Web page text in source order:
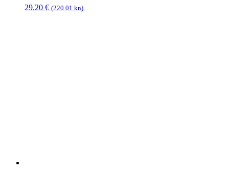
29.20 € (220.01 kn)